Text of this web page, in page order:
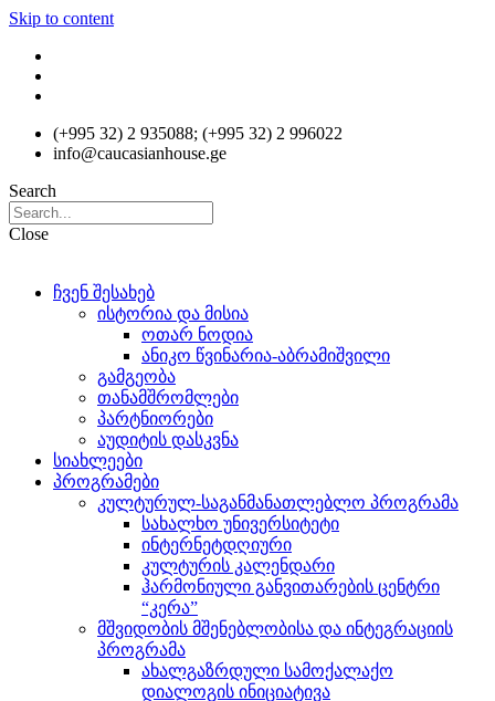
Skip to content
(+995 32) 2 935088; (+995 32) 2 996022
info@caucasianhouse.ge
Search
Close
ჩვენ შესახებ
ისტორია და მისია
ოთარ ნოდია
ანიკო წვინარია-აბრამიშვილი
გამგეობა
თანამშრომლები
პარტნიორები
აუდიტის დასკვნა
სიახლეები
პროგრამები
კულტურულ-საგანმანათლებლო პროგრამა
სახალხო უნივერსიტეტი
ინტერნეტდღიური
კულტურის კალენდარი
ჰარმონიული განვითარების ცენტრი
“კერა”
მშვიდობის მშენებლობისა და ინტეგრაციის
პროგრამა
ახალგაზრდული სამოქალაქო
დიალოგის ინიციატივა